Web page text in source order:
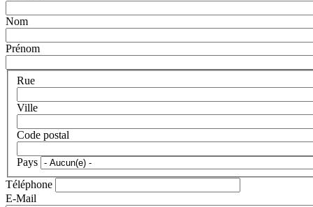
Nom
Prénom
Rue
Ville
Code postal
Pays
Téléphone
E-Mail